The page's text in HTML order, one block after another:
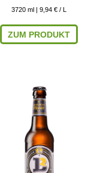
3720 ml | 9,94 € / L
ZUM PRODUKT